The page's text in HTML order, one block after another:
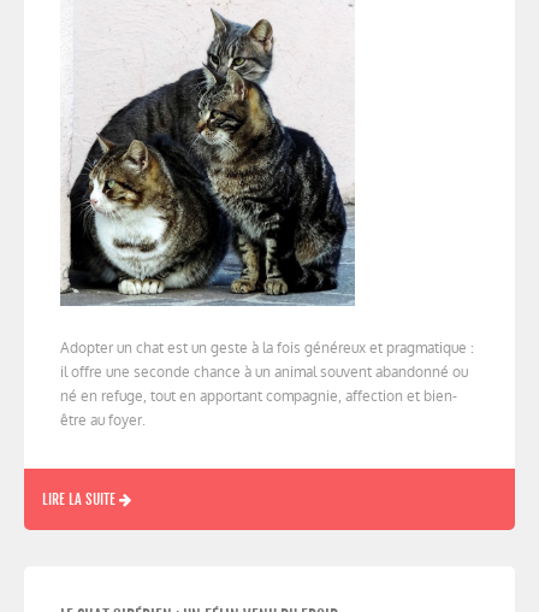
Adopter un chat est un geste à la fois généreux et pragmatique :
il offre une seconde chance à un animal souvent abandonné ou
né en refuge, tout en apportant compagnie, affection et bien-
être au foyer.
LIRE LA SUITE